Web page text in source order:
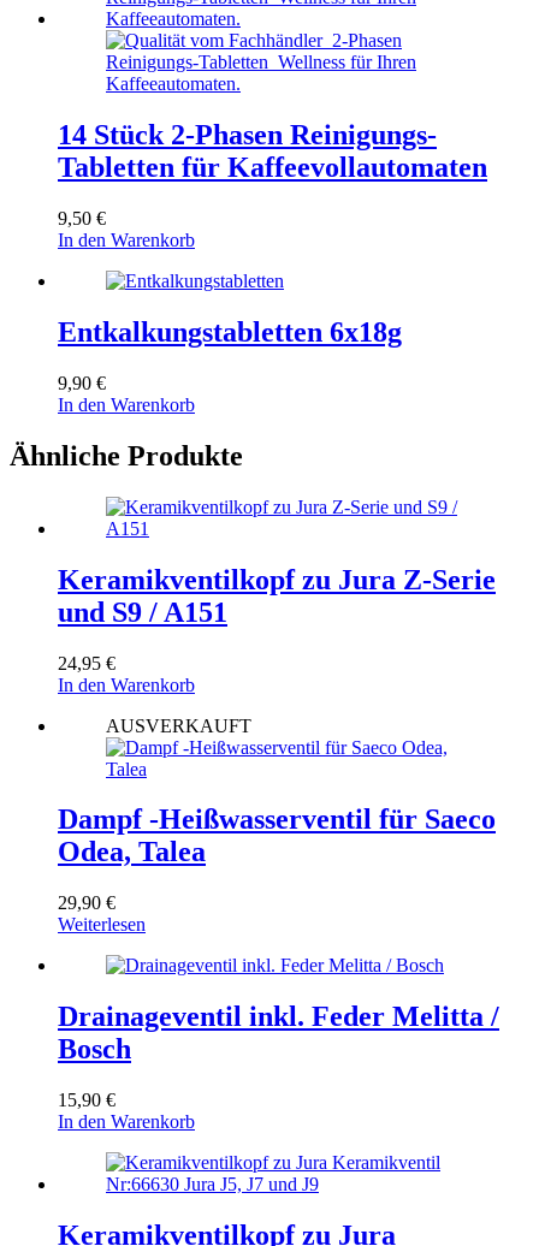
14 Stück 2-Phasen Reinigungs-
Tabletten für Kaffeevollautomaten
9,50 €
In den Warenkorb
Entkalkungstabletten 6x18g
9,90 €
In den Warenkorb
Ähnliche Produkte
Keramikventilkopf zu Jura Z-Serie
und S9 / A151
24,95 €
In den Warenkorb
AUSVERKAUFT
Dampf -Heißwasserventil für Saeco
Odea, Talea
29,90 €
Weiterlesen
Drainageventil inkl. Feder Melitta /
Bosch
15,90 €
In den Warenkorb
Keramikventilkopf zu Jura